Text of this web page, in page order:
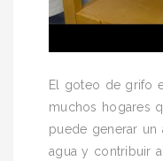
El goteo de grifo
muchos hogares
puede generar un
agua y contribuir